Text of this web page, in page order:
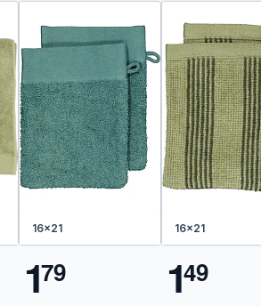
16x21
179
16x21
149